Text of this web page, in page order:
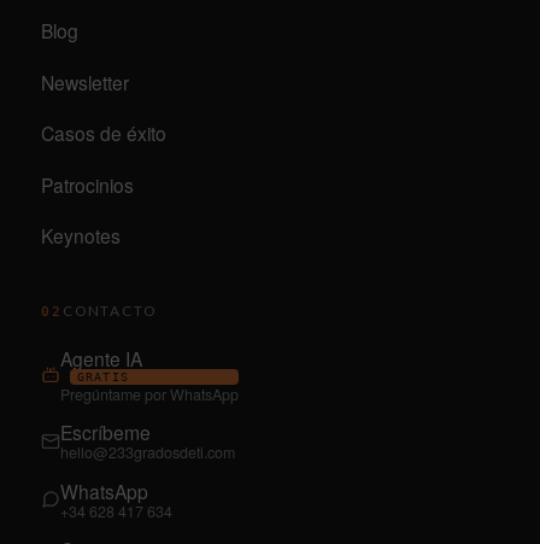
Blog
Newsletter
Casos de éxito
Patrocinios
Keynotes
02 CONTACTO
Agente IA
GRATIS
Pregúntame por WhatsApp
Escríbeme
hello@233gradosdeti.com
WhatsApp
+34 628 417 634